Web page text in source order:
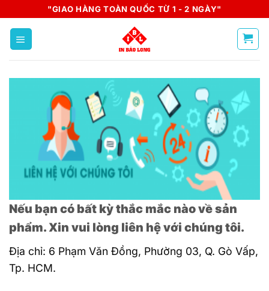
content
"GIAO HÀNG TOÀN QUỐC TỪ 1 - 2 NGÀY"
Nếu bạn có bất kỳ thắc mắc nào về sản
phẩm. Xin vui lòng liên hệ với chúng tôi.
Địa chỉ: 6 Phạm Văn Đồng, Phường 03, Q. Gò Vấp,
Tp. HCM.